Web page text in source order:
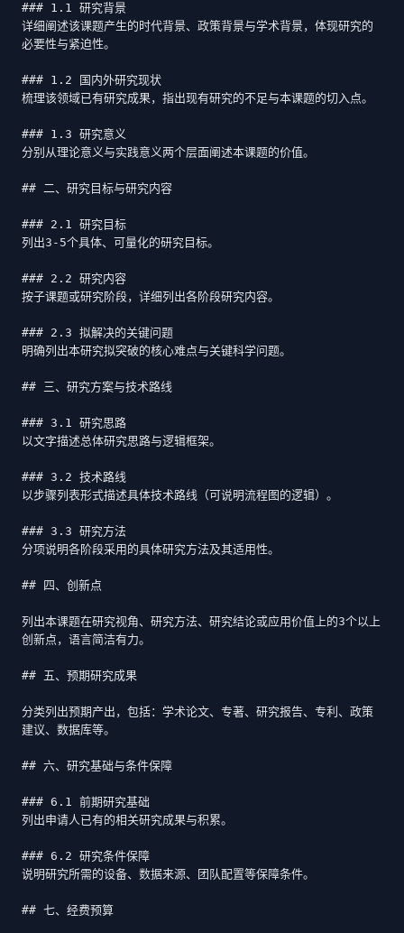
### 1.1 研究背景
详细阐述该课题产生的时代背景、政策背景与学术背景，体现研究的
必要性与紧迫性。
### 1.2 国内外研究现状
梳理该领域已有研究成果，指出现有研究的不足与本课题的切入点。
### 1.3 研究意义
分别从理论意义与实践意义两个层面阐述本课题的价值。
## 二、研究目标与研究内容
### 2.1 研究目标
列出3-5个具体、可量化的研究目标。
### 2.2 研究内容
按子课题或研究阶段，详细列出各阶段研究内容。
### 2.3 拟解决的关键问题
明确列出本研究拟突破的核心难点与关键科学问题。
## 三、研究方案与技术路线
### 3.1 研究思路
以文字描述总体研究思路与逻辑框架。
### 3.2 技术路线
以步骤列表形式描述具体技术路线（可说明流程图的逻辑）。
### 3.3 研究方法
分项说明各阶段采用的具体研究方法及其适用性。
## 四、创新点
列出本课题在研究视角、研究方法、研究结论或应用价值上的3个以上
创新点，语言简洁有力。
## 五、预期研究成果
分类列出预期产出，包括：学术论文、专著、研究报告、专利、政策
建议、数据库等。
## 六、研究基础与条件保障
### 6.1 前期研究基础
列出申请人已有的相关研究成果与积累。
### 6.2 研究条件保障
说明研究所需的设备、数据来源、团队配置等保障条件。
## 七、经费预算